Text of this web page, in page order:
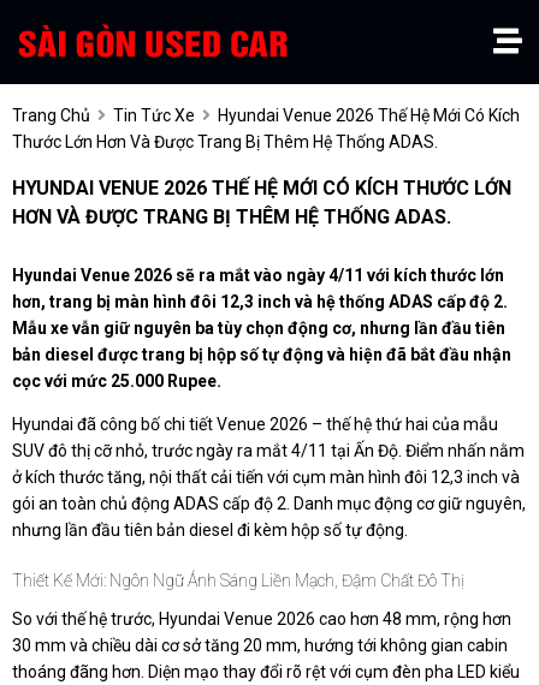
Trang Chủ Tin Tức Xe
Hyundai Venue 2026 Thế Hệ Mới Có Kích
Thước Lớn Hơn Và Được Trang Bị Thêm Hệ Thống ADAS.
HYUNDAI VENUE 2026 THẾ HỆ MỚI CÓ KÍCH THƯỚC LỚN
HƠN VÀ ĐƯỢC TRANG BỊ THÊM HỆ THỐNG ADAS.
Hyundai Venue 2026 sẽ ra mắt vào ngày 4/11 với kích thước lớn
hơn, trang bị màn hình đôi 12,3 inch và hệ thống ADAS cấp độ 2.
Mẫu xe vẫn giữ nguyên ba tùy chọn động cơ, nhưng lần đầu tiên
bản diesel được trang bị hộp số tự động và hiện đã bắt đầu nhận
cọc với mức 25.000 Rupee.
Hyundai đã công bố chi tiết Venue 2026 – thế hệ thứ hai của mẫu
SUV đô thị cỡ nhỏ, trước ngày ra mắt 4/11 tại Ấn Độ. Điểm nhấn nằm
ở kích thước tăng, nội thất cải tiến với cụm màn hình đôi 12,3 inch và
gói an toàn chủ động ADAS cấp độ 2. Danh mục động cơ giữ nguyên,
nhưng lần đầu tiên bản diesel đi kèm hộp số tự động.
Thiết Kế Mới: Ngôn Ngữ Ánh Sáng Liền Mạch, Đậm Chất Đô Thị
So với thế hệ trước, Hyundai Venue 2026 cao hơn 48 mm, rộng hơn
30 mm và chiều dài cơ sở tăng 20 mm, hướng tới không gian cabin
thoáng đãng hơn. Diện mạo thay đổi rõ rệt với cụm đèn pha LED kiểu